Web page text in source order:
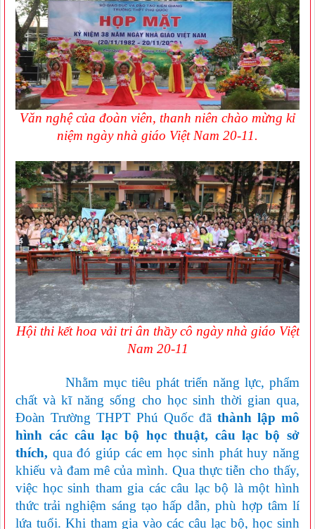
Văn nghệ của đoàn viên, thanh niên chào mừng kỉ
niệm ngày nhà giáo Việt Nam 20-11.
Hội thi kết hoa vải tri ân thầy cô ngày nhà giáo Việt
Nam 20-11
Nhằm mục tiêu phát triển năng lực, phẩm
chất và kĩ năng sống cho học sinh thời gian qua,
Đoàn Trường THPT Phú Quốc đã thành lập mô
hình các câu lạc bộ học thuật, câu lạc bộ sở
thích, qua đó giúp các em học sinh phát huy năng
khiếu và đam mê của mình. Qua thực tiễn cho thấy,
việc học sinh tham gia các câu lạc bộ là một hình
thức trải nghiệm sáng tạo hấp dẫn, phù hợp tâm lí
lứa tuổi. Khi tham gia vào các câu lạc bộ, học sinh